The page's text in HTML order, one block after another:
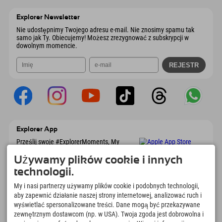
Explorer Newsletter
Nie udostępnimy Twojego adresu e-mail. Nie znosimy spamu tak
samo jak Ty. Obiecujemy! Możesz zrezygnować z subskrypcji w
dowolnym momencie.
Explorer App
Prześlij swoje #ExplorerMoments, My
marzeń, przeglądem restauracji i wieloma
innymi. Pobierz teraz!
Czas na chwile odkrywcy
166
Jeziora górskie i baseny
4.634km
Stoki do jazdy na nartach i
Używamy plików cookie i innych
technologii.
My i nasi partnerzy używamy plików cookie i podobnych technologii,
aby zapewnić działanie naszej strony internetowej, analizować ruch i
wyświetlać spersonalizowane treści. Dane mogą być przekazywane
zewnętrznym dostawcom (np. w USA). Twoja zgoda jest dobrowolna i